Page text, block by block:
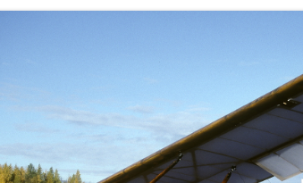
SAAB DRAKEN